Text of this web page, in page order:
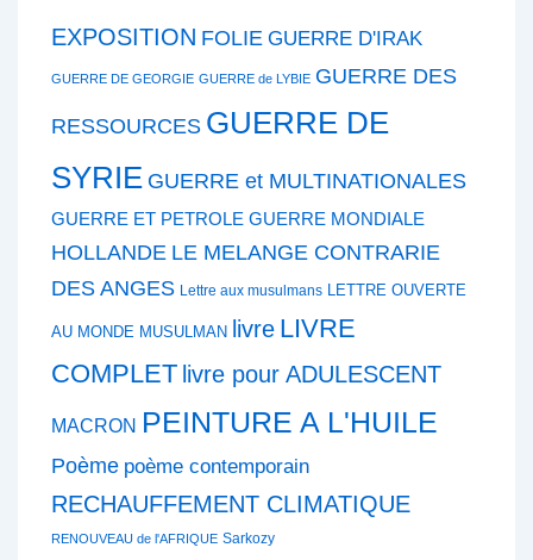
EXPOSITION FOLIE GUERRE D'IRAK
GUERRE DE GEORGIE GUERRE de LYBIE GUERRE DES
RESSOURCES GUERRE DE
SYRIE GUERRE et MULTINATIONALES
GUERRE ET PETROLE GUERRE MONDIALE
HOLLANDE LE MELANGE CONTRARIE
DES ANGES Lettre aux musulmans LETTRE OUVERTE
AU MONDE MUSULMAN livre LIVRE
COMPLET livre pour ADULESCENT
MACRON PEINTURE A L'HUILE
Poème poème contemporain
RECHAUFFEMENT CLIMATIQUE
RENOUVEAU de l'AFRIQUE Sarkozy